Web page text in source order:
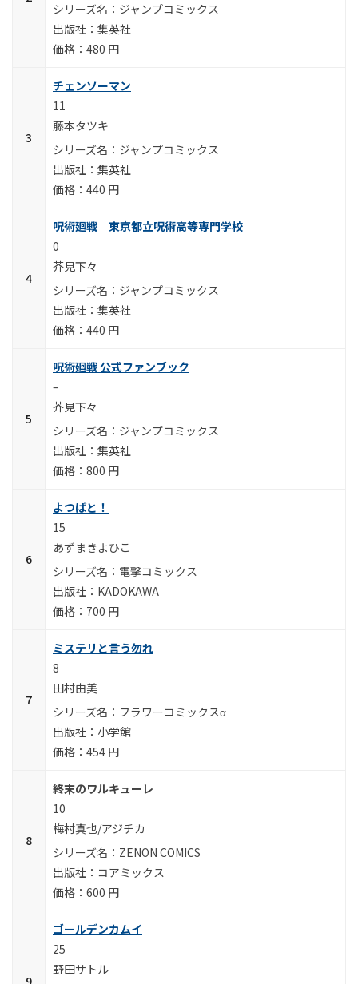
ジャンプコミックス
集英社
480 円
チェンソーマン
11
藤本タツキ
ジャンプコミックス
集英社
440 円
呪術廻戦 東京都立呪術高等専門学校
0
芥見下々
ジャンプコミックス
集英社
440 円
呪術廻戦 公式ファンブック
–
芥見下々
ジャンプコミックス
集英社
800 円
よつばと！
15
あずまきよひこ
電撃コミックス
KADOKAWA
700 円
ミステリと言う勿れ
8
田村由美
フラワーコミックスα
小学館
454 円
終末のワルキューレ
10
梅村真也/アジチカ
ZENON COMICS
コアミックス
600 円
ゴールデンカムイ
25
野田サトル